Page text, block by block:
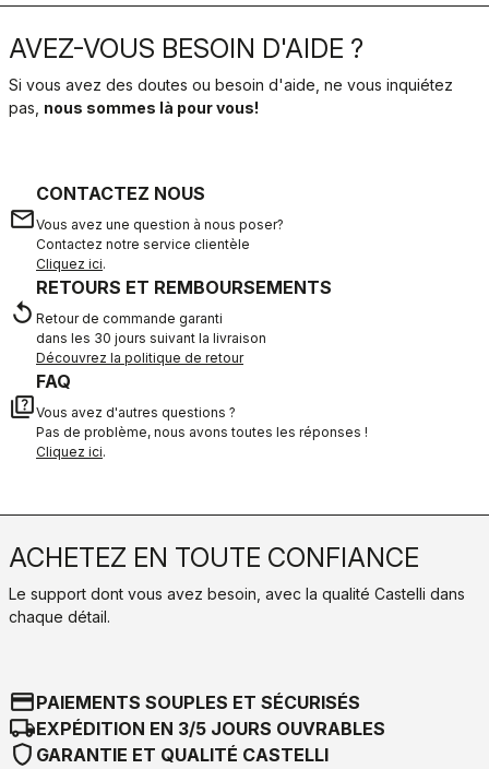
AVEZ-VOUS BESOIN D'AIDE ?
Si vous avez des doutes ou besoin d'aide, ne vous inquiétez
pas, nous sommes là pour vous!
email
CONTACTEZ NOUS
Vous avez une question à nous poser?
Contactez notre service clientèle
Cliquez ici.
replay
RETOURS ET REMBOURSEMENTS
Retour de commande garanti
dans les 30 jours suivant la livraison
Découvrez la politique de retour
quiz
FAQ
Vous avez d'autres questions ?
Pas de problème, nous avons toutes les réponses !
Cliquez ici.
ACHETEZ EN TOUTE CONFIANCE
Le support dont vous avez besoin, avec la qualité Castelli dans
chaque détail.
credit_cardPAIEMENTS SOUPLES ET SÉCURISÉS
local_shippingEXPÉDITION EN 3/5 JOURS OUVRABLES
shield GARANTIE ET QUALITÉ CASTELLI